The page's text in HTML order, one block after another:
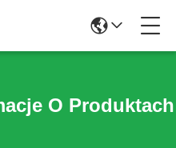
O Produktach